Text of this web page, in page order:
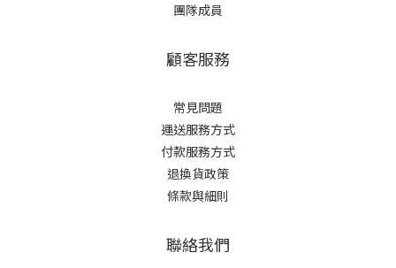
團隊成員
顧客服務
常見問題
運送服務方式
付款服務方式
退換貨政策
條款與細則
聯絡我們